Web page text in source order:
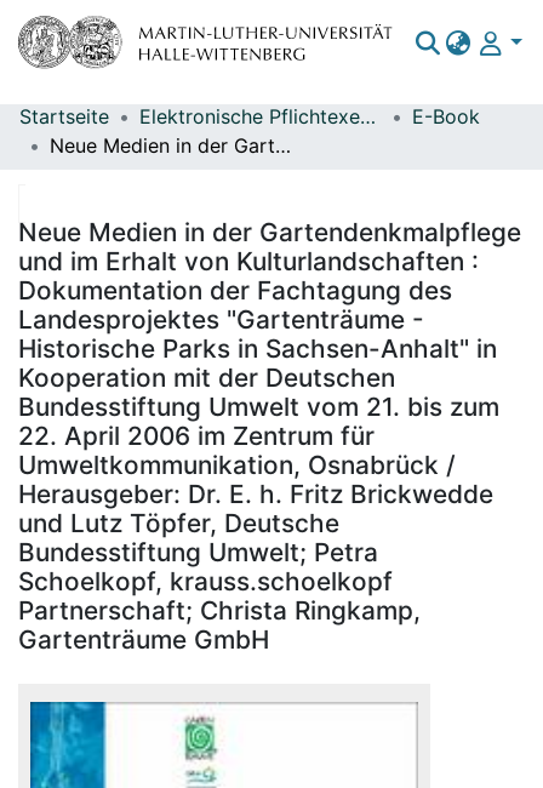
Bereiche & Sammlungen
Statistiken
Startseite Elektronische Pflichtexemplare
E-Book
Neue Medien in der Gartendenkmalpflege und im Erhalt von Kulturlandschaften : Dokumentation der Fachtagung des Landesprojektes "Gartenträume - Historische Parks in Sachsen-Anhalt" in Kooperation mit der Deutschen Bundesstiftung Umwelt vom 21. bis zum 22. April 2006 im Zentrum für Umweltkommunikation, Osnabrück / Herausgeber: Dr. E. h. Fritz Brickwedde und Lutz Töpfer, Deutsche Bundesstiftung Umwelt; Petra Schoelkopf, krauss.schoelkopf Partnerschaft; Christa Ringkamp, Gartenträume GmbH
Neue Medien in der Gartendenkmalpflege
und im Erhalt von Kulturlandschaften :
Dokumentation der Fachtagung des
Landesprojektes "Gartenträume -
Historische Parks in Sachsen-Anhalt" in
Kooperation mit der Deutschen
Bundesstiftung Umwelt vom 21. bis zum
22. April 2006 im Zentrum für
Umweltkommunikation, Osnabrück /
Herausgeber: Dr. E. h. Fritz Brickwedde
und Lutz Töpfer, Deutsche
Bundesstiftung Umwelt; Petra
Schoelkopf, krauss.schoelkopf
Partnerschaft; Christa Ringkamp,
Gartenträume GmbH